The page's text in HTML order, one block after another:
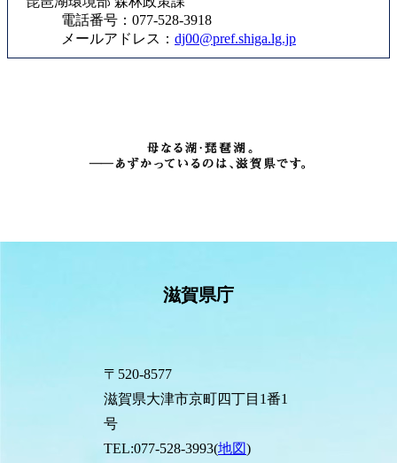
電話番号：077-528-3918
メールアドレス： dj00@pref.shiga.lg.jp
滋賀県庁
〒520-8577
滋賀県大津市京町四丁目1番1
号
TEL:077-528-3993(地図)